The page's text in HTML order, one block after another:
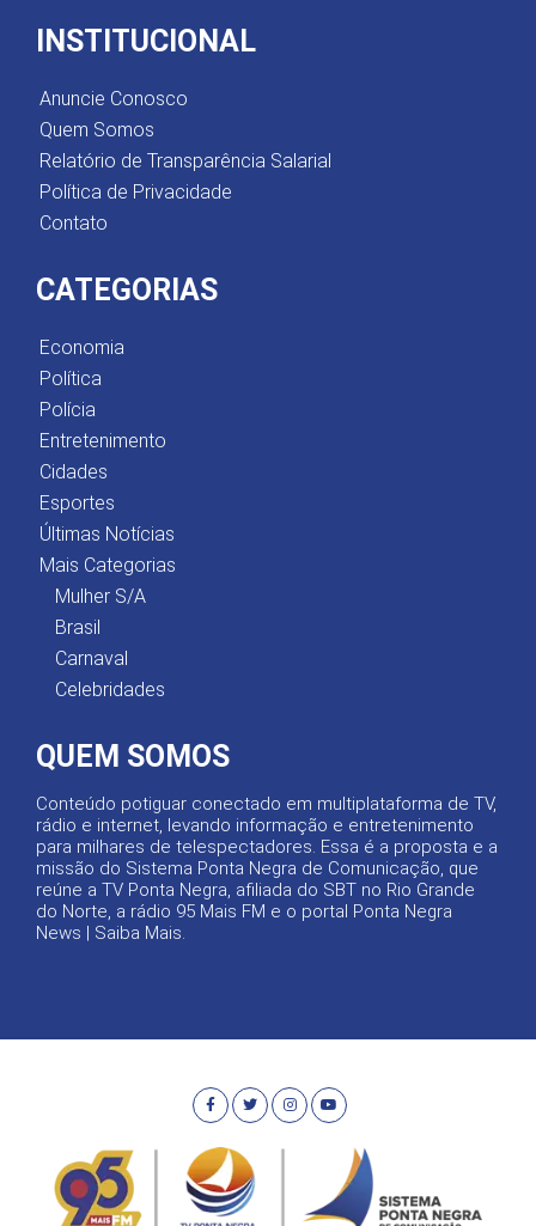
INSTITUCIONAL
Anuncie Conosco
Quem Somos
Relatório de Transparência Salarial
Política de Privacidade
Contato
CATEGORIAS
Economia
Política
Polícia
Entretenimento
Cidades
Esportes
Últimas Notícias
Mais Categorias
Mulher S/A
Brasil
Carnaval
Celebridades
QUEM SOMOS
Conteúdo potiguar conectado em multiplataforma de TV,
rádio e internet, levando informação e entretenimento
para milhares de telespectadores. Essa é a proposta e a
missão do Sistema Ponta Negra de Comunicação, que
reúne a TV Ponta Negra, afiliada do SBT no Rio Grande
do Norte, a rádio 95 Mais FM e o portal Ponta Negra
News | Saiba Mais.